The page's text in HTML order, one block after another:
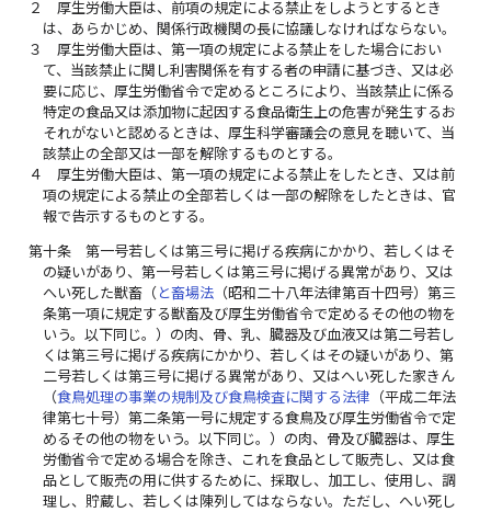
２
厚生労働大臣は、前項の規定による禁止をしようとするとき
は、あらかじめ、関係行政機関の長に協議しなければならない。
３
厚生労働大臣は、第一項の規定による禁止をした場合におい
て、当該禁止に関し利害関係を有する者の申請に基づき、又は必
要に応じ、厚生労働省令で定めるところにより、当該禁止に係る
特定の食品又は添加物に起因する食品衛生上の危害が発生するお
それがないと認めるときは、厚生科学審議会の意見を聴いて、当
該禁止の全部又は一部を解除するものとする。
４
厚生労働大臣は、第一項の規定による禁止をしたとき、又は前
項の規定による禁止の全部若しくは一部の解除をしたときは、官
報で告示するものとする。
第十条
第一号若しくは第三号に掲げる疾病にかかり、若しくはそ
の疑いがあり、第一号若しくは第三号に掲げる異常があり、又は
へい死した獣畜（と畜場法 （昭和二十八年法律第百十四号）第三
条第一項に規定する獣畜及び厚生労働省令で定めるその他の物を
いう。以下同じ。）の肉、骨、乳、臓器及び血液又は第二号若し
くは第三号に掲げる疾病にかかり、若しくはその疑いがあり、第
二号若しくは第三号に掲げる異常があり、又はへい死した家きん
（食鳥処理の事業の規制及び食鳥検査に関する法律 （平成二年法
律第七十号）第二条第一号に規定する食鳥及び厚生労働省令で定
めるその他の物をいう。以下同じ。）の肉、骨及び臓器は、厚生
労働省令で定める場合を除き、これを食品として販売し、又は食
品として販売の用に供するために、採取し、加工し、使用し、調
理し、貯蔵し、若しくは陳列してはならない。ただし、へい死し